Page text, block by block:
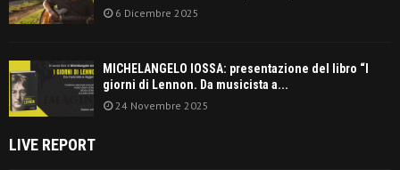
6 Dicembre 2025
MICHELANGELO IOSSA: presentazione del libro “I
giorni di Lennon. Da musicista a...
24 Novembre 2025
LIVE REPORT